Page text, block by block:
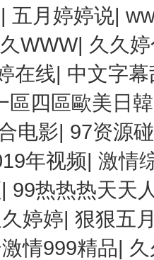
| 五月婷婷说|
WWW| 久久
在线| 中文字
區四區歐美日韓
电影| 97资源
年视频| 激情
| 99热热热天天
婷婷|狠狠五
情999精品|